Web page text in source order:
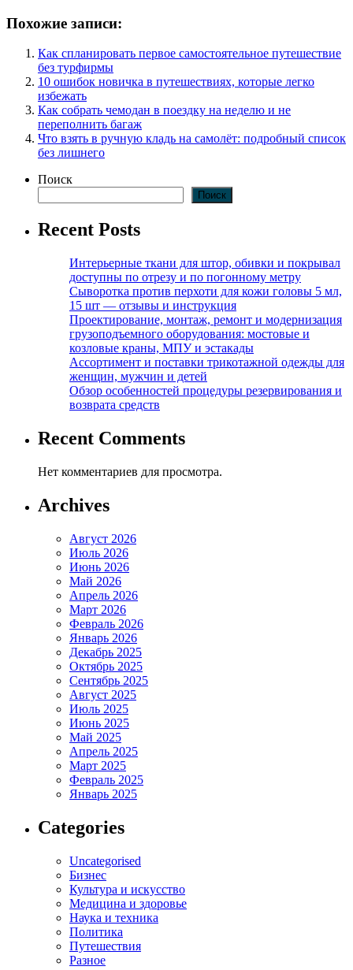
Похожие записи:
Как спланировать первое самостоятельное путешествие
без турфирмы
10 ошибок новичка в путешествиях, которые легко
избежать
Как собрать чемодан в поездку на неделю и не
переполнить багаж
Что взять в ручную кладь на самолёт: подробный список
без лишнего
Поиск
Поиск
Recent Posts
Интерьерные ткани для штор, обивки и покрывал
доступны по отрезу и по погонному метру
Сыворотка против перхоти для кожи головы 5 мл,
15 шт — отзывы и инструкция
Проектирование, монтаж, ремонт и модернизация
грузоподъемного оборудования: мостовые и
козловые краны, МПУ и эстакады
Ассортимент и поставки трикотажной одежды для
женщин, мужчин и детей
Обзор особенностей процедуры резервирования и
возврата средств
Recent Comments
Нет комментариев для просмотра.
Archives
Август 2026
Июль 2026
Июнь 2026
Май 2026
Апрель 2026
Март 2026
Февраль 2026
Январь 2026
Декабрь 2025
Октябрь 2025
Сентябрь 2025
Август 2025
Июль 2025
Июнь 2025
Май 2025
Апрель 2025
Март 2025
Февраль 2025
Январь 2025
Categories
Uncategorised
Бизнес
Культура и искусство
Медицина и здоровье
Наука и техника
Политика
Путешествия
Разное